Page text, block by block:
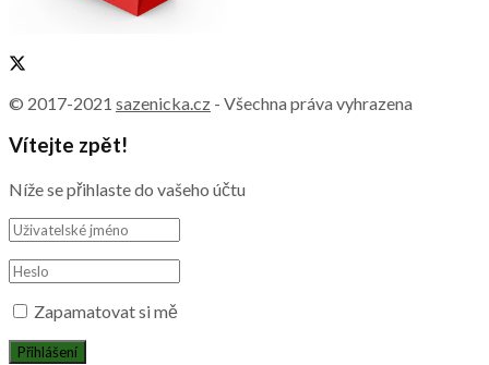
© 2017-2021 sazenicka.cz - Všechna práva vyhrazena
Vítejte zpět!
Níže se přihlaste do vašeho účtu
Zapamatovat si mě